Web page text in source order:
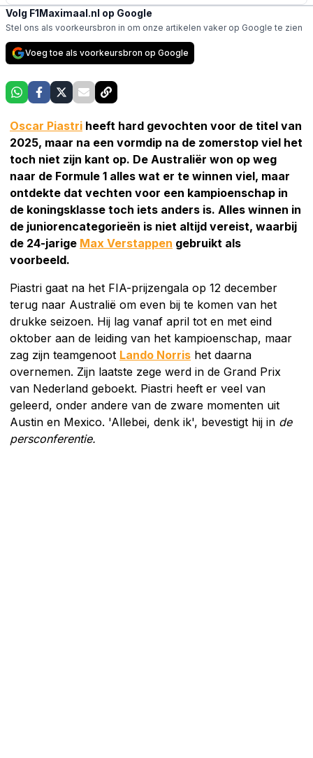
Volg F1Maximaal.nl op Google
Stel ons als voorkeursbron in om onze artikelen vaker op Google te zien
Voeg toe als voorkeursbron op Google
Oscar Piastri heeft hard gevochten voor de titel van
2025, maar na een vormdip na de zomerstop viel het
toch niet zijn kant op. De Australiër won op weg
naar de Formule 1 alles wat er te winnen viel, maar
ontdekte dat vechten voor een kampioenschap in
de koningsklasse toch iets anders is. Alles winnen in
de juniorencategorieën is niet altijd vereist, waarbij
de 24-jarige Max Verstappen gebruikt als
voorbeeld.
Piastri gaat na het FIA-prijzengala op 12 december
terug naar Australië om even bij te komen van het
drukke seizoen. Hij lag vanaf april tot en met eind
oktober aan de leiding van het kampioenschap, maar
zag zijn teamgenoot Lando Norris het daarna
overnemen. Zijn laatste zege werd in de Grand Prix
van Nederland geboekt. Piastri heeft er veel van
geleerd, onder andere van de zware momenten uit
Austin en Mexico. 'Allebei, denk ik', bevestigt hij in de
persconferentie.